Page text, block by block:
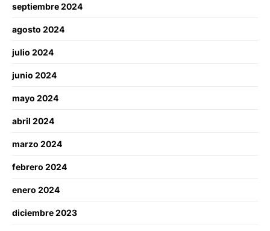
septiembre 2024
agosto 2024
julio 2024
junio 2024
mayo 2024
abril 2024
marzo 2024
febrero 2024
enero 2024
diciembre 2023